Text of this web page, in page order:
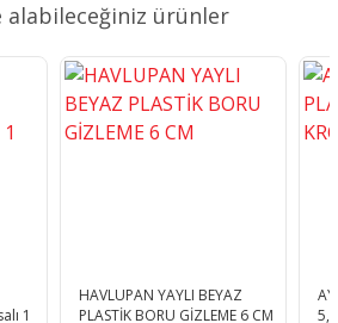
ürünler
1
HAVLUPAN YAYLI BEYAZ
PLASTİK BORU GİZLEME 6 CM